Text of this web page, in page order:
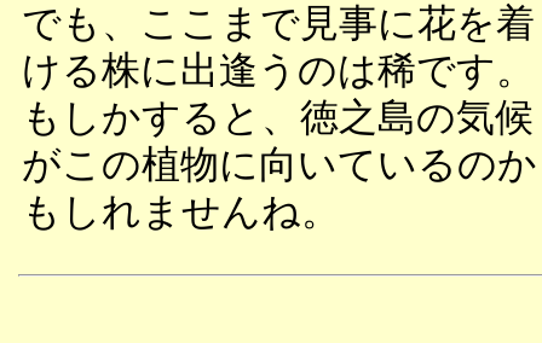
でも、ここまで見事に花を着
ける株に出逢うのは稀です。
もしかすると、徳之島の気候
がこの植物に向いているのか
もしれませんね。